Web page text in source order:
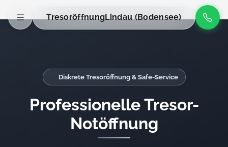
TresoröffnungLindau (Bodensee)
Diskrete Tresoröffnung & Safe-Service
Professionelle Tresor-
Notöffnung